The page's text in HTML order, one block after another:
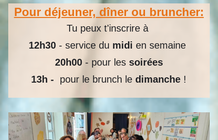
Pour déjeuner, dîner ou bruncher:
Tu peux t'inscrire à
12h30 - service du midi en semaine
20h00 - pour les soirées
13h - pour le brunch le dimanche !